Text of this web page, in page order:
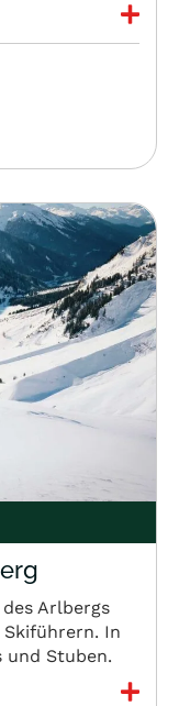
Arlbergs
In
und Stuben.